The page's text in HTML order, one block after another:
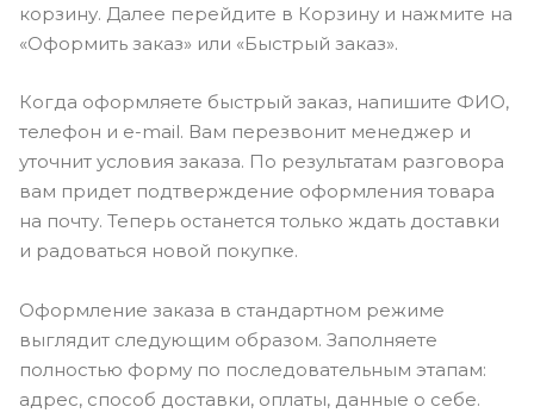
корзину. Далее перейдите в Корзину и нажмите на
«Оформить заказ» или «Быстрый заказ».
Когда оформляете быстрый заказ, напишите ФИО,
телефон и e-mail. Вам перезвонит менеджер и
уточнит условия заказа. По результатам разговора
вам придет подтверждение оформления товара
на почту. Теперь останется только ждать доставки
и радоваться новой покупке.
Оформление заказа в стандартном режиме
выглядит следующим образом. Заполняете
полностью форму по последовательным этапам:
адрес, способ доставки, оплаты, данные о себе.